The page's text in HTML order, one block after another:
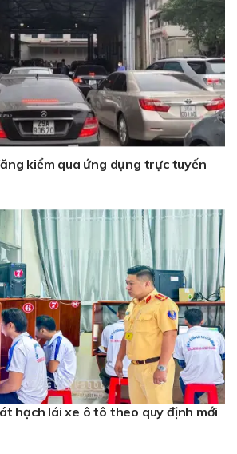
kiểm qua ứng dụng trực tuyến
hạch lái xe ô tô theo quy định mới